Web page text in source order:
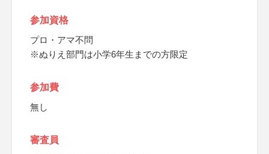
参加資格
プロ・アマ不問
※ぬりえ部門は小学6年生までの方限定
参加費
無し
審査員